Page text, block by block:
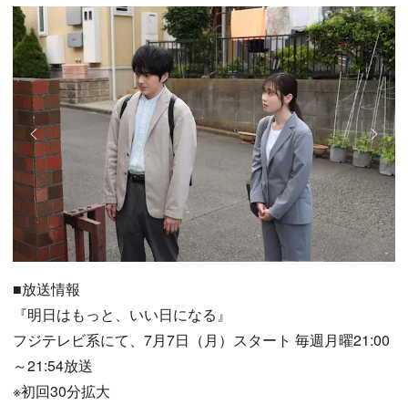
■放送情報
『明日はもっと、いい日になる』
フジテレビ系にて、7月7日（月）スタート 毎週月曜21:00
～21:54放送
※初回30分拡大